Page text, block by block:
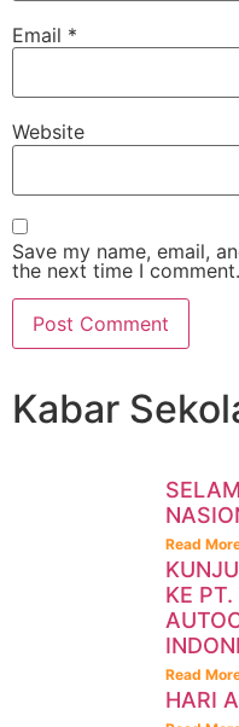
Email *
Website
Save my name, email,
the next time I comment.
Kabar
Read
KE
Read
HARI